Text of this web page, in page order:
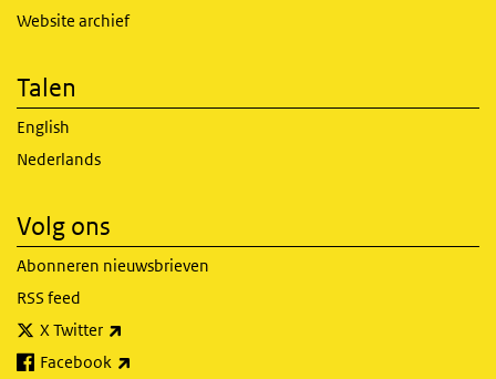
Website archief
Talen
English
Nederlands
Volg ons
Abonneren nieuwsbrieven
RSS feed
X Twitter
Facebook